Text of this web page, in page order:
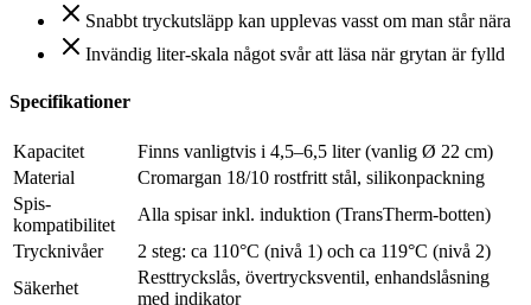
Snabbt tryckutsläpp kan upplevas vasst om man står nära
Invändig liter-skala något svår att läsa när grytan är fylld
Specifikationer
Kapacitet
Finns vanligtvis i 4,5–6,5 liter (vanlig Ø 22 cm)
Material
Cromargan 18/10 rostfritt stål, silikonpackning
Spis-
kompatibilitet
Alla spisar inkl. induktion (TransTherm-botten)
Trycknivåer
2 steg: ca 110°C (nivå 1) och ca 119°C (nivå 2)
Säkerhet
Resttryckslås, övertrycksventil, enhandslåsning
med indikator